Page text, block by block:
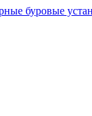
буровые